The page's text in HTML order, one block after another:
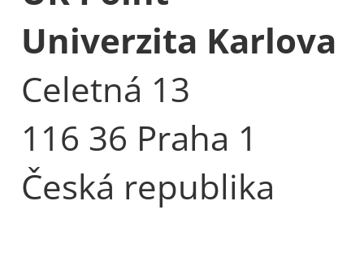
Univerzita Karlova
Celetná 13
116 36 Praha 1
Česká republika